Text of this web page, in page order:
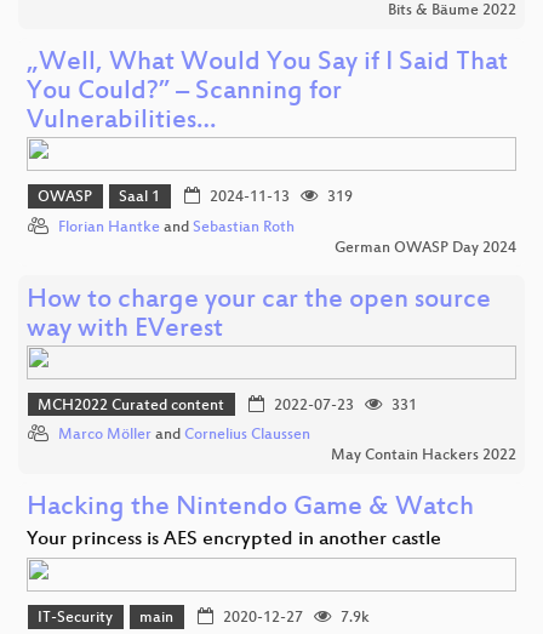
Bits & Bäume 2022
„Well, What Would You Say if I Said That
You Could?” – Scanning for
Vulnerabilities…
OWASP Saal 1 2024-11-13
319
Florian Hantke and Sebastian Roth
German OWASP Day 2024
How to charge your car the open source
way with EVerest
MCH2022 Curated content 2022-07-23
331
Marco Möller and Cornelius Claussen
May Contain Hackers 2022
Hacking the Nintendo Game & Watch
Your princess is AES encrypted in another castle
IT-Security main 2020-12-27 7.9k